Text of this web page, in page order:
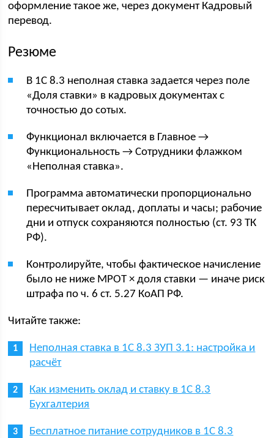
оформление такое же, через документ Кадровый
перевод.
Резюме
В 1С 8.3 неполная ставка задается через поле
«Доля ставки» в кадровых документах с
точностью до сотых.
Функционал включается в Главное →
Функциональность → Сотрудники флажком
«Неполная ставка».
Программа автоматически пропорционально
пересчитывает оклад, доплаты и часы; рабочие
дни и отпуск сохраняются полностью (ст. 93 ТК
РФ).
Контролируйте, чтобы фактическое начисление
было не ниже МРОТ × доля ставки — иначе риск
штрафа по ч. 6 ст. 5.27 КоАП РФ.
Читайте также:
Неполная ставка в 1С 8.3 ЗУП 3.1: настройка и
расчёт
Как изменить оклад и ставку в 1С 8.3
Бухгалтерия
Бесплатное питание сотрудников в 1С 8.3